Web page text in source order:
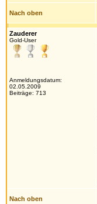
Nach oben
Zauderer
Gold-User
Anmeldungsdatum:
02.05.2009
Beiträge: 713
Nach oben